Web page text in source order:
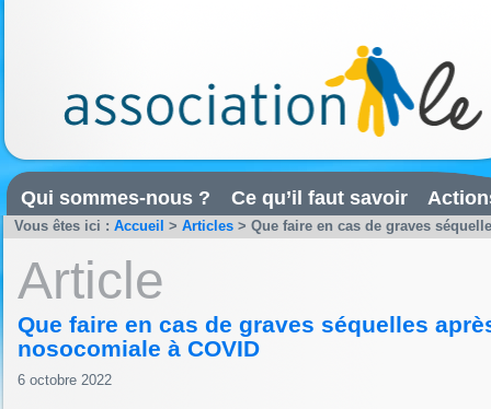
Qui sommes-nous ? Ce qu’il faut savoir
Vous êtes ici : Accueil > Articles > Que faire en cas de graves
Article
Que faire en cas de graves séquelles
nosocomiale à COVID
6 octobre 2022